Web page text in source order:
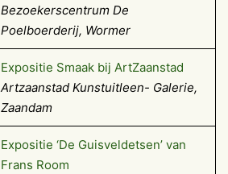
Bezoekerscentrum De
Poelboerderij, Wormer
Expositie Smaak bij ArtZaanstad
Artzaanstad Kunstuitleen- Galerie,
Zaandam
Expositie ‘De Guisveldetsen’ van
Frans Room